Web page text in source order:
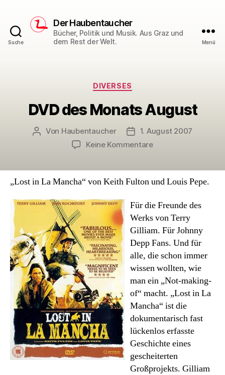
Suche
Der Haubentaucher
Bücher, Politik und Musik. Aus Graz und
dem Rest der Welt.
Menü
Kategorien
DIVERSES
DVD des Monats August
Beitragsautor
Von Haubentaucher Veröffentlichungsdatum
1. August 2007
Keine Kommentarezu
Monats
„Lost in La Mancha“ von Keith Fulton und Louis Pepe.
Für die Freunde des
Werks von Terry
Gilliam. Für Johnny
Depp Fans. Und für
alle, die schon immer
wissen wollten, wie
man ein „Not-making-
of“ macht. „Lost in La
Mancha“ ist die
dokumentarisch fast
lückenlos erfasste
Geschichte eines
gescheiterten
Großprojekts. Gilliam